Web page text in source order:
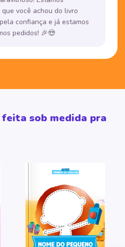
você achou do livro
confiança e já estamos
pedidos! 🎉😍
sob medida pra